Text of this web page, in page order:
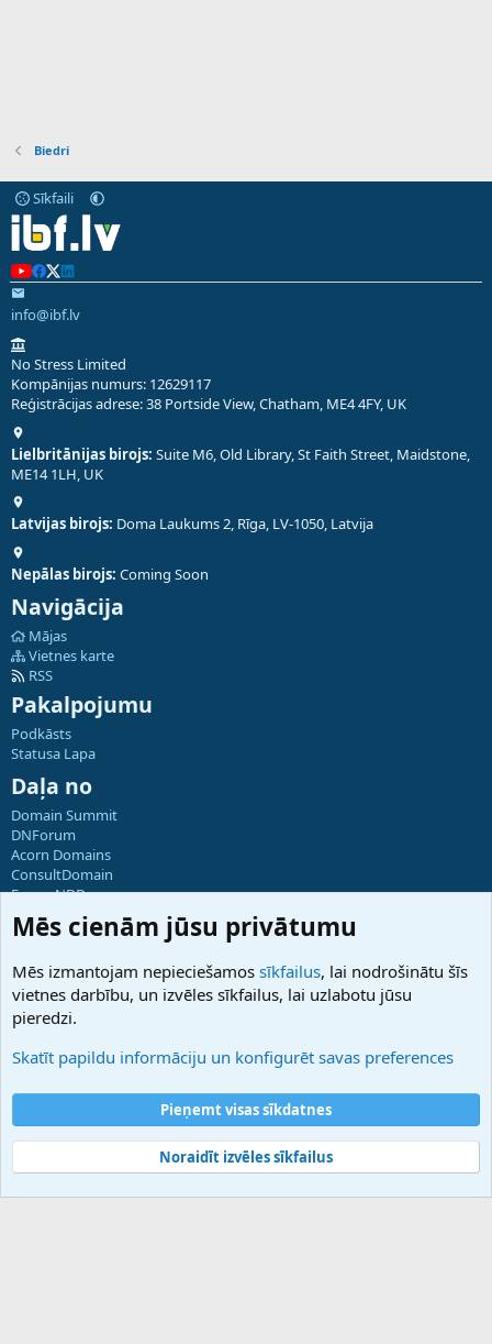
Biedri
Sīkfaili
info@ibf.lv
No Stress Limited
Kompānijas numurs: 12629117
Reģistrācijas adrese: 38 Portside View, Chatham, ME4 4FY, UK
Lielbritānijas birojs: Suite M6, Old Library, St Faith Street, Maidstone,
ME14 1LH, UK
Latvijas birojs: Doma Laukums 2, Rīga, LV-1050, Latvija
Nepālas birojs: Coming Soon
Navigācija
Mājas
Vietnes karte
RSS
Pakalpojumu
Podkāsts
Statusa Lapa
Daļa no
Domain Summit
DNForum
Acorn Domains
ConsultDomain
ForumNDD
Domainforum.ro
27.be
Hostmaria
Atbalsts
Palīdzība
Noteikumi un nosacījumi
Privātuma politika
Community platform by XenForo® © 2010-2025 XenForo Ltd.
Mēs cienām jūsu privātumu
Mēs izmantojam nepieciešamos sīkfailus, lai nodrošinātu šīs
vietnes darbību, un izvēles sīkfailus, lai uzlabotu jūsu
pieredzi.
Skatīt papildu informāciju un konfigurēt savas preferences
Pieņemt visas sīkdatnes
Noraidīt izvēles sīkfailus